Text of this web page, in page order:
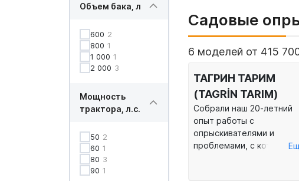
Объем бака, л
600 2
800 1
1 000 1
2 000 3
Мощность
трактора, л.с.
50 2
60 1
80 3
90 1
Садовые
6 моделей от 415
ТАГРИН ТАРИМ
(TAGRİN TARIM)
Собрали наш 20-летний
опыт работы с
опрыскивателями и
проблемами, с которыми